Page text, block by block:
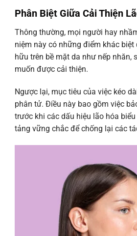
Phân Biệt Giữa Cải Thiện
Thông thường, mọi người hay
niệm này có những điểm khác
hữu trên bề mặt da như nếp nhăn,
muốn được cải thiện.
Ngược lại, mục tiêu của việc kéo
phân tử. Điều này bao gồm việc
trước khi các dấu hiệu lão hóa
tảng vững chắc để chống lại các